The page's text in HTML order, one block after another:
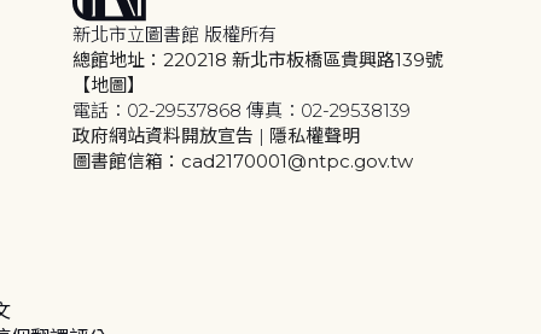
新北市立圖書館 版權所有
總館地址：220218 新北市板橋區貴興路139號
【地圖】
電話：02-29537868 傳真：02-29538139
政府網站資料開放宣告 | 隱私權聲明
圖書館信箱：cad2170001@ntpc.gov.tw